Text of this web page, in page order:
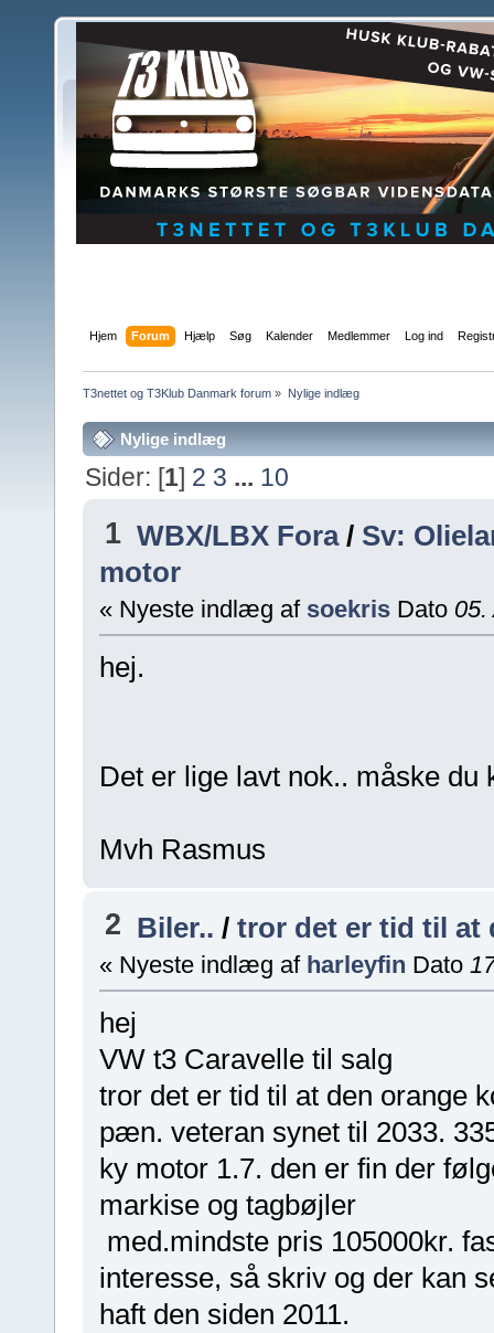
Hjem Forum Hjælp Søg Kalender Medlemmer Log ind
T3nettet og T3Klub Danmark forum » Nylige indlæg
Nylige indlæg
Sider: [1] 2 3 ... 10
1 WBX/LBX Fora/ Sv:
motor
« Nyeste indlæg af soekris Dato05.
hej.
Det er lige lavt nok.. måske du
Mvh Rasmus
2 Biler.. /tror det er tid til at
« Nyeste indlæg af harleyfin Dato
hej
VW t3 Caravelle til salg
tror det er tid til at den orange
pæn. veteran synet til 2033.
ky motor 1.7. den er fin der
markise og tagbøjler
med.mindste pris 105000kr.
interesse, så skriv og der kan
haft den siden 2011.